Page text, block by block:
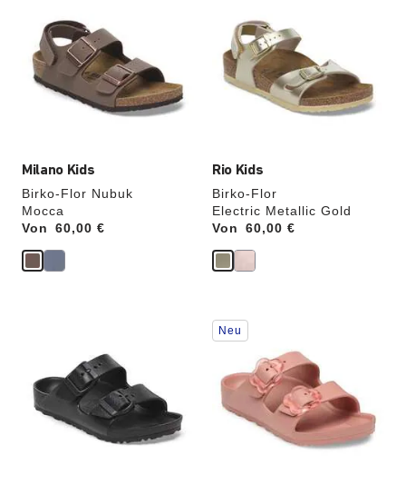
Milano Kids
Birko-Flor Nubuk
Mocca
Von
Price:60,00 €
Farben
werden
die
Produktbilder
aktualisiert.
Rio Kids
Birko-Flor
Electric Metallic Gold
Von
Price:60,00 €
Farben
werden
die
Produktbilder
aktualisiert.
werden
die
Produktbilder
aktualisiert.
Durch
Anklicken
Farben
werden
die
Produktbilder
aktualisiert.
Neu